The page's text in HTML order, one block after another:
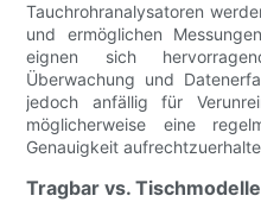
Tauchrohranalysatoren
und ermöglichen
eignen sich
Überwachung und
jedoch anfällig für
möglicherweise eine
Genauigkeit
Tragbar vs. Tischmodelle